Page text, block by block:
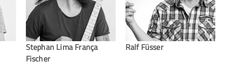
Stephan Lima França
Fischer
Ralf Füsser